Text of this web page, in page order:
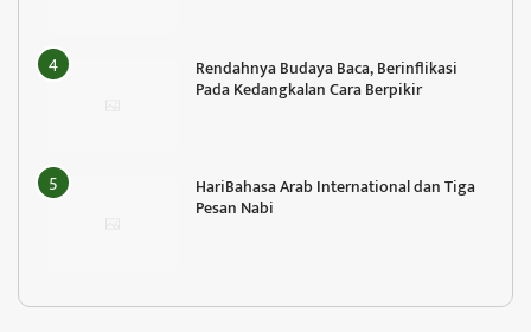
Rendahnya Budaya Baca, Berinflikasi
Pada Kedangkalan Cara Berpikir
HariBahasa Arab International dan Tiga
Pesan Nabi